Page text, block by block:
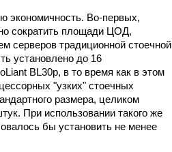
экономичность. Во-первых,
сократить площади ЦОД,
серверов традиционной стоечной
установлено до 16
BL30p, в то время как в этом
"узких" стоечных
размера, целиком
При использовании такого же
бы установить не менее